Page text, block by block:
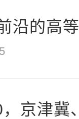
沿的高
京津冀